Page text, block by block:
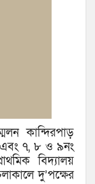
কান্দিরপাড়
এবং ৭, ৮ ও ৯নং
বিদ্যালয়
দু’পক্ষের